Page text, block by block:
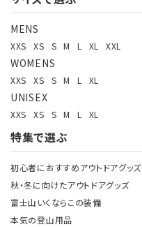
MENS
XXS XS S M L XL XXL
WOMENS
XXS XS S M L XL
UNISEX
XXS XS S M L XL
特集で選ぶ
初心者におすすめアウトドアグッズ
秋・冬に向けたアウトドアグッズ
富士山いくならこの装備
本気の登山用品